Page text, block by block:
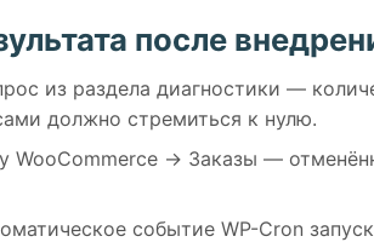
после
из раздела диагностики —
должно стремиться к нулю.
WooCommerce → Заказы —
событие WP-Cron